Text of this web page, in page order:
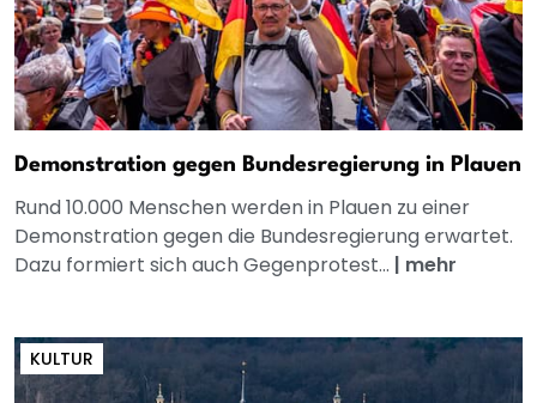
Demonstration gegen Bundesregierung in Plauen
Rund 10.000 Menschen werden in Plauen zu einer
Demonstration gegen die Bundesregierung erwartet.
Dazu formiert sich auch Gegenprotest... | mehr
KULTUR